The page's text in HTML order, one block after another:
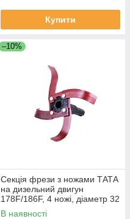
Купити
–10%
Секція фрези з ножами ТАТА
на дизельний двигун
178F/186F, 4 ножі, діаметр 32
мм
В наявності